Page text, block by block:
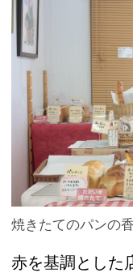
焼きたてのパンの
赤を基調とした